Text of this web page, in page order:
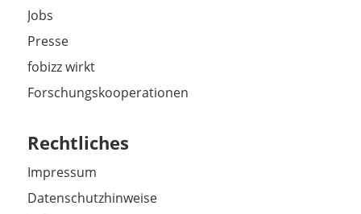
Jobs
Presse
fobizz wirkt
Forschungskooperationen
Rechtliches
Impressum
Datenschutzhinweise